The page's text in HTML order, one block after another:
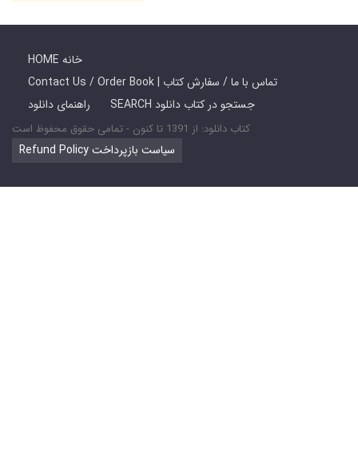
HOME خانه
Contact Us / Order Book | تماس با ما / سفارش کتاب
راهنمای دانلود
SEARCH جستجو در کتاب دانلود
کتاب دانلود: از 1391 تا کنون - تمامی حقوق محفوظ است
Refund Policy سیاست بازپرداخت